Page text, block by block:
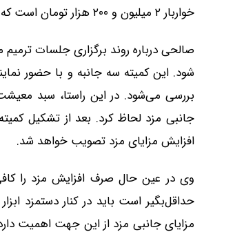
خواربار ۲ میلیون و ۲۰۰ هزار تومان است که می‌تواند محل چانه‌زنی شرکای اجتماعی در جلسات ترمیم مزد باشد.
صالحی درباره روند برگزاری جلسات ترمیم
شود. این کمیته سه جانبه و با حضور
بررسی می‌شود. در این راستا، سبد
جانبی مزد لحاظ کرد. بعد از تشکیل
افزایش مزایای مزد تصویب خواهد شد.
وی در عین حال صرف افزایش مزد را
حداقل‌بگیر است باید در کنار دستمزد
مزایای جانبی مزد از این جهت اهمیت